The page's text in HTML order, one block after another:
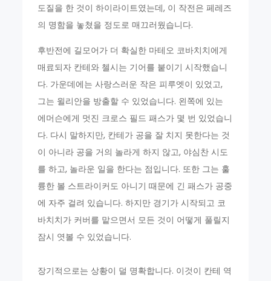
도질을 한 것이 하이라이트였는데, 이 작전은 페레즈
의 명함을 놓쳤을 정도로 매끄러웠습니다.
후반전에 길모어가 더 확실한 마테오 코바치치에게
매료되자 칸테와 첼시는 기어를 붙이기 시작했습니
다. 가운데에는 사랑스러운 작은 피루엣이 있었고,
그는 윌리안을 방출할 수 있었습니다. 왼쪽에 있는
에머슨에게 멋진 크로스 필드 패스가 몇 번 있었습니
다. 다시 말하지만, 칸테가 공을 잘 치지 못한다는 것
이 아니라 공을 거의 놀라게 하지 않고, 야심찬 시도
를 하고, 놀라운 일을 한다는 점입니다. 또한 그는 훌
륭한 볼 스트라이커도 아니기 때문에 긴 패스가 공중
에 자주 걸려 있습니다. 하지만 경기가 시작되고 코
바치치가 커버를 맡으면서 모든 것이 어떻게 풀릴지
잠시 엿볼 수 있었습니다.
장기적으로는 상황이 덜 명확합니다. 이것이 칸테 역